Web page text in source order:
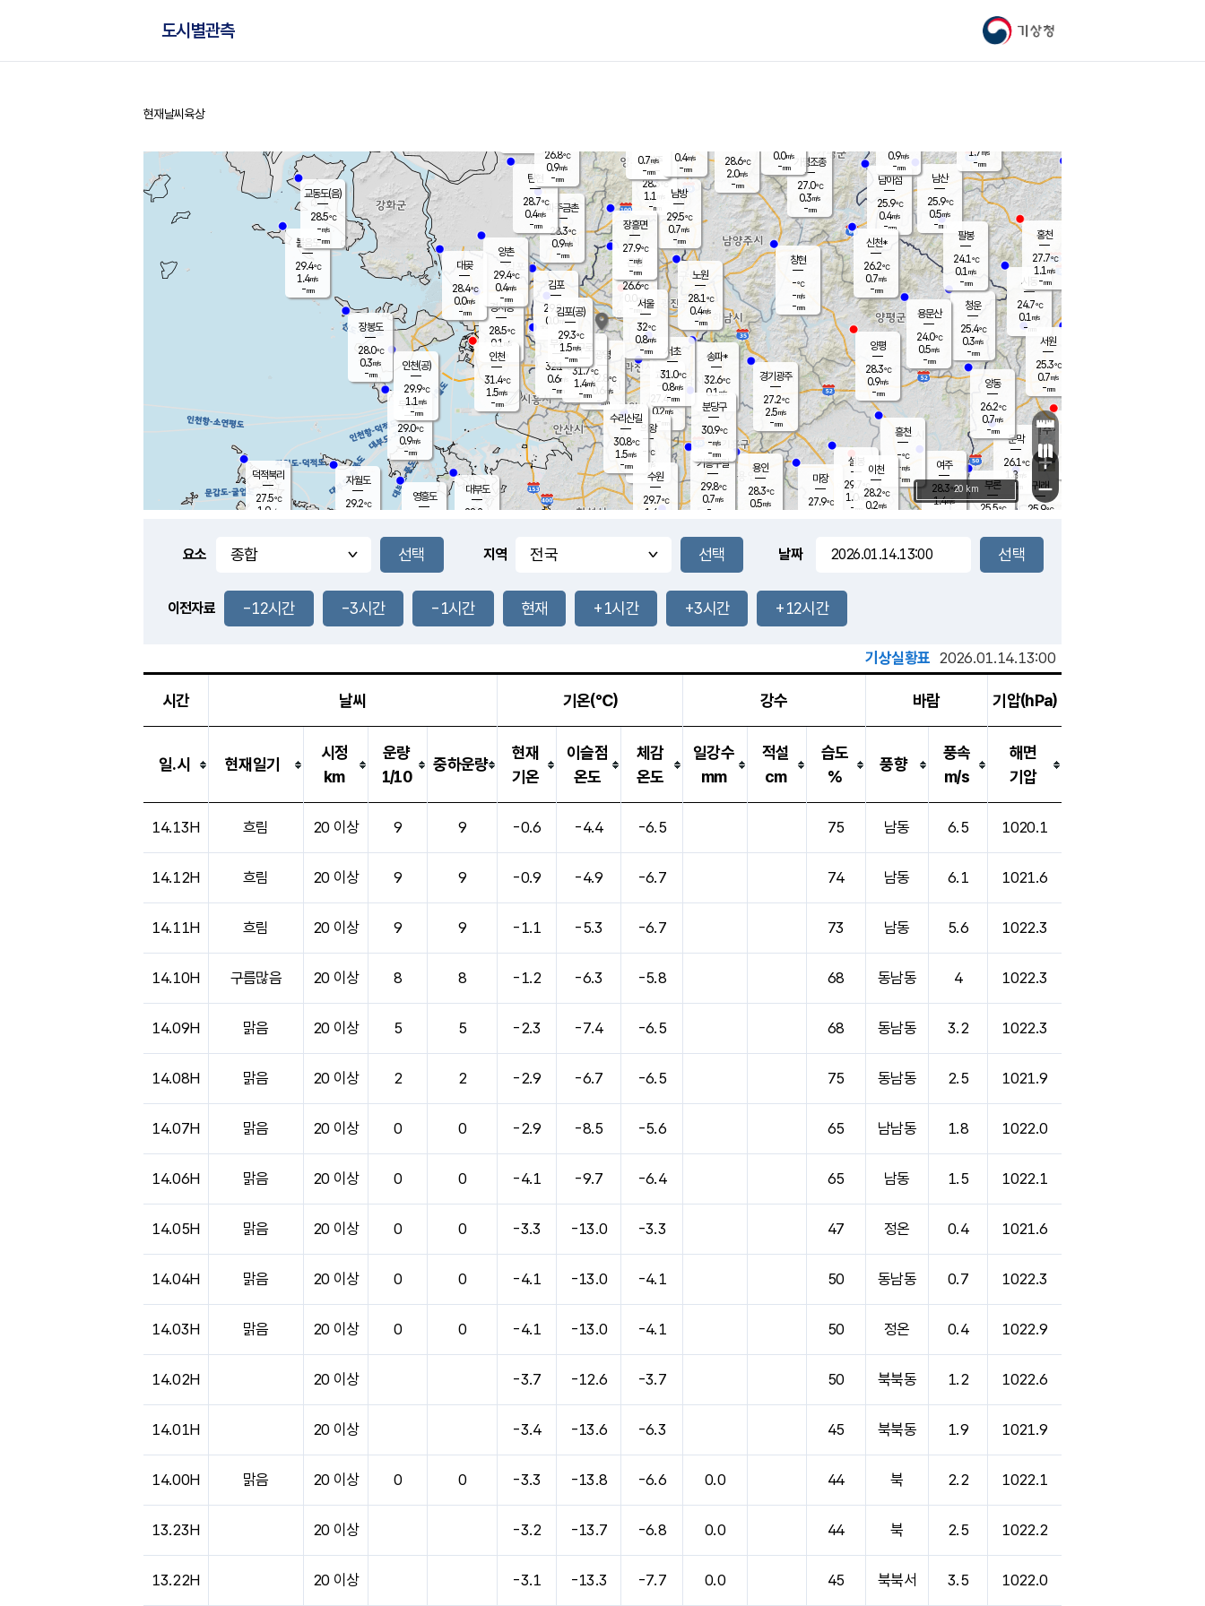
기상청
도시별관측
홈
현재날씨 육상
풍도
1.4m/s
문막
26.1℃
1.8
mm
남이섬
25.9℃
0.4m/s
-mm
무의도
29.0℃
0.9m/s
-mm
영흥도
볼음도
29.4℃
1.4m/s
-mm
자월도
29.2℃
양주
28.3℃
1.1
-mm
부론
25.5℃
과천
27.4℃
0.2m/s
- mm
남산
25.9℃
0.5m/s
-mm
장봉도
28.0℃
0.3m/s
-mm
-mm
청운
25.4℃
0.3m/s
-mm
팔봉
24.1℃
0.1 m/s
-mm
-mm
용인
28.3℃
0.5m/s
여주
28.3℃
1.4m/s
양동
26.2℃
0.7m/s
-mm
경기광주
27.2℃
2.5m/s
-mm
장호원
0.9m/s
-mm
27.6
℃
대부도
28.2
-
경서동
28.5℃
0.1 m/s
-mm
파주금촌
28.3℃
0.9m/s
-mm
가평조종
27.0℃
0.3m/s
-mm
28.6℃
2.0m/s
-mm
대곶
28.4℃
0.0m/s
-mm
신천*
26.2℃
0.7m/s
-mm
창현
-℃
-m/s
-mm
탄현
28.7℃
0.4m/s
-mm
0.0m/s
-mm
30.7℃
0.3m/s
-mm
흥천
-℃
-m/s
-mm
마장
27.9℃
의왕
- ℃
m/s
mm
김포
29.8℃
0.0 m/s
mm
설봉
29.7
1.0 m/s
- mm
광명
32.8 ℃
0.6 m/s
-mm
부천
32.1℃
0.6m/s
-mm
-mm
양촌
29.4℃
0.4m/s
-mm
구로
31.7℃
1.4m/s
-mm
은평
26.6℃
0.0 m/s
- mm
노원
28.1℃
0.4m/s
-mm
송파*
32.6℃
0.1 m/s
-mm
서초
31.0℃
0.8m/s
-mm
남방
29.5℃
0.7m/s
-mm
기흥구갈
29.8℃
0.7m/s
-
수리산길
30.8℃
1.5m/s
-mm
분당구
30.9℃
-m/s
-mm
장흥면
27.9℃
-m/s
-mm
0.7m/s
-mm
시동
24.7℃
0.1 m/s
- mm
귀래
25.9℃
서원
25.3℃
0.7m/s
-mm
용문산
24.0℃
0.5m/s
-mm
덕적북리
27.5℃
1.0m/s
인천(공)
29.9℃
1.1 m/s
-mm
김포(공)
29.3℃
1.5m/s
-mm
교동도(음)
28.5℃
-m/s
-mm
홍천
27.7℃
1.1 m/s
-mm
이천
28.2℃
0.2m/s
양평
28.3℃
0.9m/s
-mm
수원
29.7℃
1.4 m/s
인천
31.4℃
1.5m/s
-mm
서울
32℃
0.8m/s
-mm
1.7 m/s
-mm
26.8℃
0.9m/s
-mm
0.4m/s
-mm
+
−
20 km
요소 지역 날짜
이전자료 -12시간 -3시간 -1시간 현재 +1시간 +3시간 +12시간
기상실황표 2026.01.14.13:00
시간 날씨 기온(℃) 강수 바람 기압(hPa)
일.시 현재일기
시정
km
운량
1/10
중하운량
현재
기온
이슬점
온도
체감
온도
일강수
mm
적설
cm
습도
%
풍향
풍속
m/s
해면
기압
14.13H 흐림 20 이상 9 9 -0.6 -4.4 -6.5 75 남동 6.5 1020.1
14.12H 흐림 20 이상 9 9 -0.9 -4.9 -6.7 74 남동 6.1 1021.6
14.11H 흐림 20 이상 9 9 -1.1 -5.3 -6.7 73 남동 5.6 1022.3
14.10H 구름많음 20 이상 8 8 -1.2 -6.3 -5.8 68 동남동 4 1022.3
14.09H 맑음 20 이상 5 5 -2.3 -7.4 -6.5 68 동남동 3.2 1022.3
14.08H 맑음 20 이상 2 2 -2.9 -6.7 -6.5 75 동남동 2.5 1021.9
14.07H 맑음 20 이상 0 0 -2.9 -8.5 -5.6 65 남남동 1.8 1022.0
14.06H 맑음 20 이상 0 0 -4.1 -9.7 -6.4 65 남동 1.5 1022.1
14.05H 맑음 20 이상 0 0 -3.3 -13.0 -3.3 47 정온 0.4 1021.6
14.04H 맑음 20 이상 0 0 -4.1 -13.0 -4.1 50 동남동 0.7 1022.3
14.03H 맑음 20 이상 0 0 -4.1 -13.0 -4.1 50 정온 0.4 1022.9
14.02H 20 이상 -3.7 -12.6 -3.7 50 북북동 1.2 1022.6
14.01H 20 이상 -3.4 -13.6 -6.3 45 북북동 1.9 1021.9
14.00H 맑음 20 이상 0 0 -3.3 -13.8 -6.6 0.0 44 북 2.2 1022.1
13.23H 20 이상 -3.2 -13.7 -6.8 0.0 44 북 2.5 1022.2
13.22H 20 이상 -3.1 -13.3 -7.7 0.0 45 북북서 3.5 1022.0